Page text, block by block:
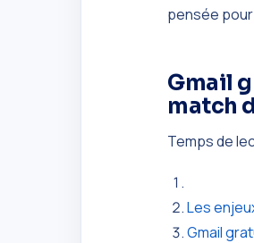
pensée
Gmail
match
Temps de
Les
Gmail